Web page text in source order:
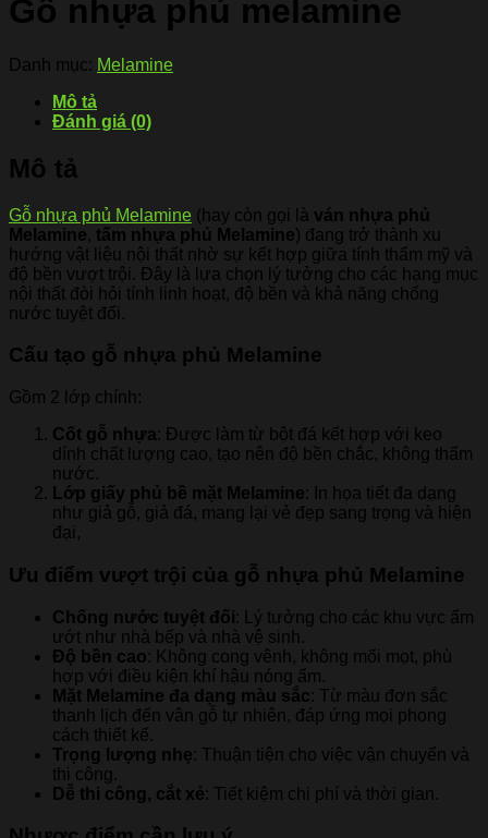
Gỗ nhựa phủ melamine
Danh mục: Melamine
Mô tả
Đánh giá (0)
Mô tả
Gỗ nhựa phủ Melamine (hay còn gọi là ván nhựa phủ
Melamine, tấm nhựa phủ Melamine) đang trở thành xu
hướng vật liệu nội thất nhờ sự kết hợp giữa tính thẩm mỹ và
độ bền vượt trội. Đây là lựa chọn lý tưởng cho các hạng mục
nội thất đòi hỏi tính linh hoạt, độ bền và khả năng chống
nước tuyệt đối.
Cấu tạo gỗ nhựa phủ Melamine
Gồm 2 lớp chính:
Cốt gỗ nhựa: Được làm từ bột đá kết hợp với keo
dính chất lượng cao, tạo nên độ bền chắc, không thấm
nước.
Lớp giấy phủ bề mặt Melamine: In họa tiết đa dạng
như giả gỗ, giả đá, mang lại vẻ đẹp sang trọng và hiện
đại,
Ưu điểm vượt trội của gỗ nhựa phủ Melamine
Chống nước tuyệt đối: Lý tưởng cho các khu vực ẩm
ướt như nhà bếp và nhà vệ sinh.
Độ bền cao: Không cong vênh, không mối mọt, phù
hợp với điều kiện khí hậu nóng ẩm.
Mặt Melamine đa dạng màu sắc: Từ màu đơn sắc
thanh lịch đến vân gỗ tự nhiên, đáp ứng mọi phong
cách thiết kế.
Trọng lượng nhẹ: Thuận tiện cho việc vận chuyển và
thi công.
Dễ thi công, cắt xẻ: Tiết kiệm chi phí và thời gian.